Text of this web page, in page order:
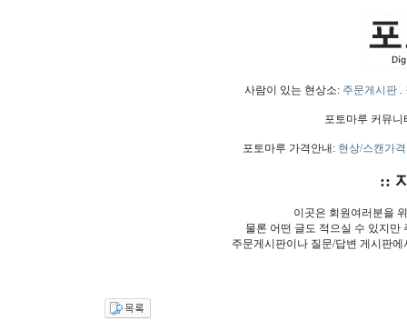
사람이 있는 현상소: 주문게시판.
포토마루 커뮤
포토마루 가격안내: 현상/스캔가격
::
이곳은 회원여러분을
물론 어떤 글도 적으실 수 있지만
주문게시판이나 질문/답변 게시판